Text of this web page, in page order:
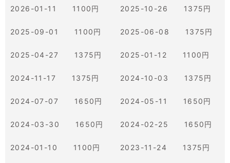
2026-01-11 1100円 2025-10-26 1375円
2025-09-01 1100円 2025-06-08 1375円
2025-04-27 1375円 2025-01-12 1100円
2024-11-17 1375円 2024-10-03 1375円
2024-07-07 1650円 2024-05-11 1650円
2024-03-30 1650円 2024-02-25 1650円
2024-01-10 1100円 2023-11-24 1375円